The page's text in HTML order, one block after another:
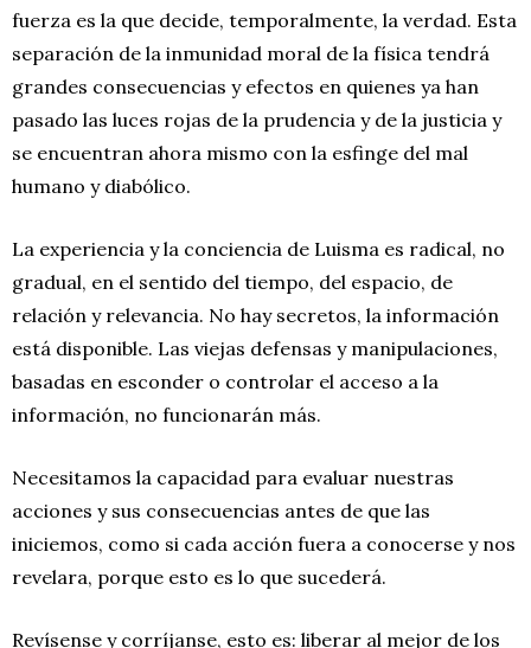
fuerza es la que decide, temporalmente, la verdad. Esta
separación de la inmunidad moral de la física tendrá
grandes consecuencias y efectos en quienes ya han
pasado las luces rojas de la prudencia y de la justicia y
se encuentran ahora mismo con la esfinge del mal
humano y diabólico.
La experiencia y la conciencia de Luisma es radical, no
gradual, en el sentido del tiempo, del espacio, de
relación y relevancia. No hay secretos, la información
está disponible. Las viejas defensas y manipulaciones,
basadas en esconder o controlar el acceso a la
información, no funcionarán más.
Necesitamos la capacidad para evaluar nuestras
acciones y sus consecuencias antes de que las
iniciemos, como si cada acción fuera a conocerse y nos
revelara, porque esto es lo que sucederá.
Revísense y corríjanse, esto es: liberar al mejor de los